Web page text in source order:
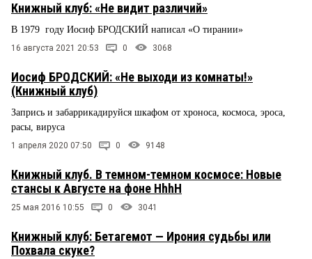
Книжный клуб: «Не видит различий»
В 1979 году Иосиф БРОДСКИЙ написал «О тирании»
16 августа 2021 20:53 0 3068
Иосиф БРОДСКИЙ: «Не выходи из комнаты!»
(Книжный клуб)
Запрись и забаррикадируйся шкафом от хроноса, космоса, эроса,
расы, вируса
1 апреля 2020 07:50 0 9148
Книжный клуб. В темном-темном космосе: Новые
стансы к Августе на фоне HhhH
25 мая 2016 10:55 0 3041
Книжный клуб: Бетагемот — Ирония судьбы или
Похвала скуке?